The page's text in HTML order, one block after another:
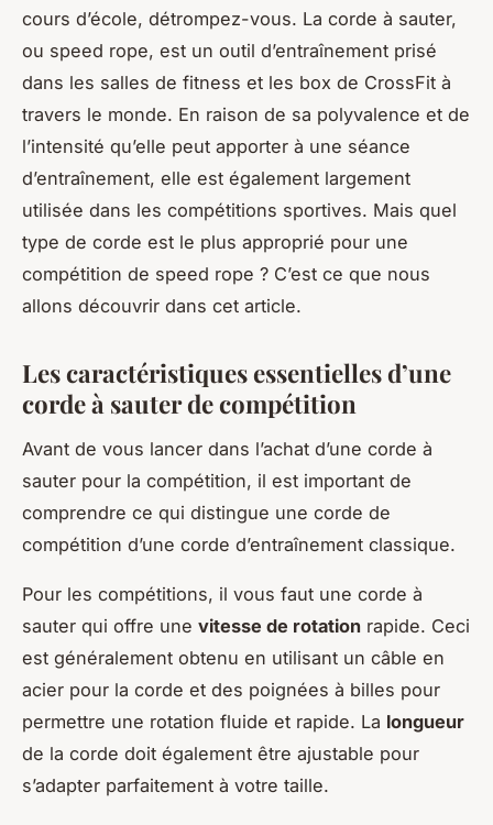
cours d’école, détrompez-vous. La corde à sauter,
ou speed rope, est un outil d’entraînement prisé
dans les salles de fitness et les box de CrossFit à
travers le monde. En raison de sa polyvalence et de
l’intensité qu’elle peut apporter à une séance
d’entraînement, elle est également largement
utilisée dans les compétitions sportives. Mais quel
type de corde est le plus approprié pour une
compétition de speed rope ? C’est ce que nous
allons découvrir dans cet article.
Les caractéristiques essentielles d’une
corde à sauter de compétition
Avant de vous lancer dans l’achat d’une corde à
sauter pour la compétition, il est important de
comprendre ce qui distingue une corde de
compétition d’une corde d’entraînement classique.
Pour les compétitions, il vous faut une corde à
sauter qui offre une vitesse de rotation rapide. Ceci
est généralement obtenu en utilisant un câble en
acier pour la corde et des poignées à billes pour
permettre une rotation fluide et rapide. La longueur
de la corde doit également être ajustable pour
s’adapter parfaitement à votre taille.